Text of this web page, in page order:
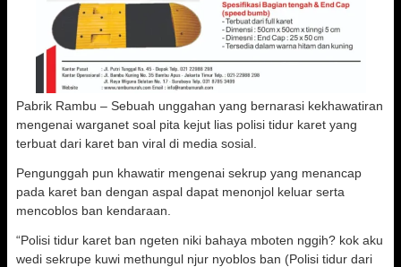
Pabrik Rambu – Sebuah unggahan yang bernarasi kekhawatiran
mengenai warganet soal pita kejut lias polisi tidur karet yang
terbuat dari karet ban viral di media sosial.
Pengunggah pun khawatir mengenai sekrup yang menancap
pada karet ban dengan aspal dapat menonjol keluar serta
mencoblos ban kendaraan.
“Polisi tidur karet ban ngeten niki bahaya mboten nggih? kok aku
wedi sekrupe kuwi methungul njur nyoblos ban (Polisi tidur dari